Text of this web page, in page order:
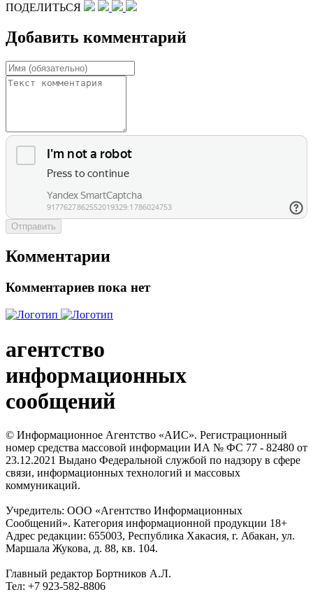
ПОДЕЛИТЬСЯ
Добавить комментарий
Отправить
Комментарии
Комментариев пока нет
агентство
информационных
сообщений
© Информационное Агентство «АИС». Регистрационный
номер средства массовой информации ИА № ФС 77 - 82480 от
23.12.2021 Выдано Федеральной службой по надзору в сфере
связи, информационных технологий и массовых
коммуникаций.
Учредитель: ООО «Агентство Информационных
Сообщений». Категория информационной продукции 18+
Адрес редакции: 655003, Республика Хакасия, г. Абакан, ул.
Маршала Жукова, д. 88, кв. 104.
Главный редактор Бортников А.Л.
Тел: +7 923-582-8806